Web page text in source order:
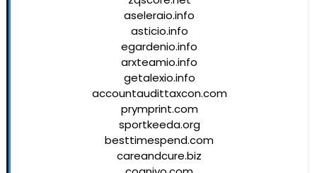
aseleraio.info
asticio.info
egardenio.info
arxteamio.info
getalexio.info
accountaudittaxcon.com
prymprint.com
sportkeeda.org
besttimespend.com
careandcure.biz